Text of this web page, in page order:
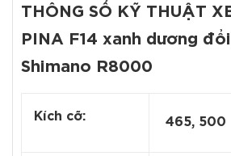
THÔNG SỐ KỸ THUẬT
PINA F14 xanh dương
Shimano R8000
Kích cỡ: 465, 500